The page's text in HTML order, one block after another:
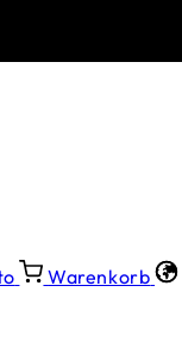
Warenkorb